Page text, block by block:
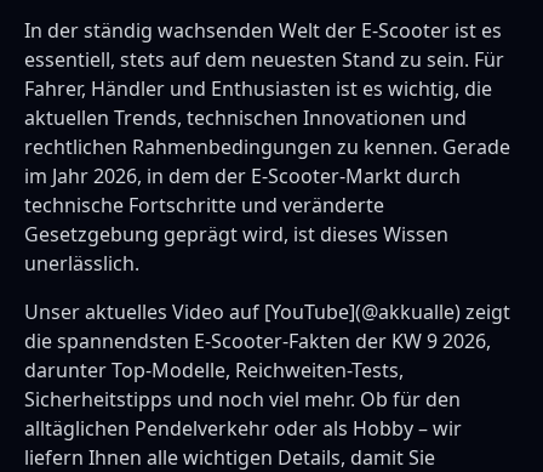
In der ständig wachsenden Welt der E-Scooter ist es
essentiell, stets auf dem neuesten Stand zu sein. Für
Fahrer, Händler und Enthusiasten ist es wichtig, die
aktuellen Trends, technischen Innovationen und
rechtlichen Rahmenbedingungen zu kennen. Gerade
im Jahr 2026, in dem der E-Scooter-Markt durch
technische Fortschritte und veränderte
Gesetzgebung geprägt wird, ist dieses Wissen
unerlässlich.
Unser aktuelles Video auf [YouTube](@akkualle) zeigt
die spannendsten E-Scooter-Fakten der KW 9 2026,
darunter Top-Modelle, Reichweiten-Tests,
Sicherheitstipps und noch viel mehr. Ob für den
alltäglichen Pendelverkehr oder als Hobby – wir
liefern Ihnen alle wichtigen Details, damit Sie